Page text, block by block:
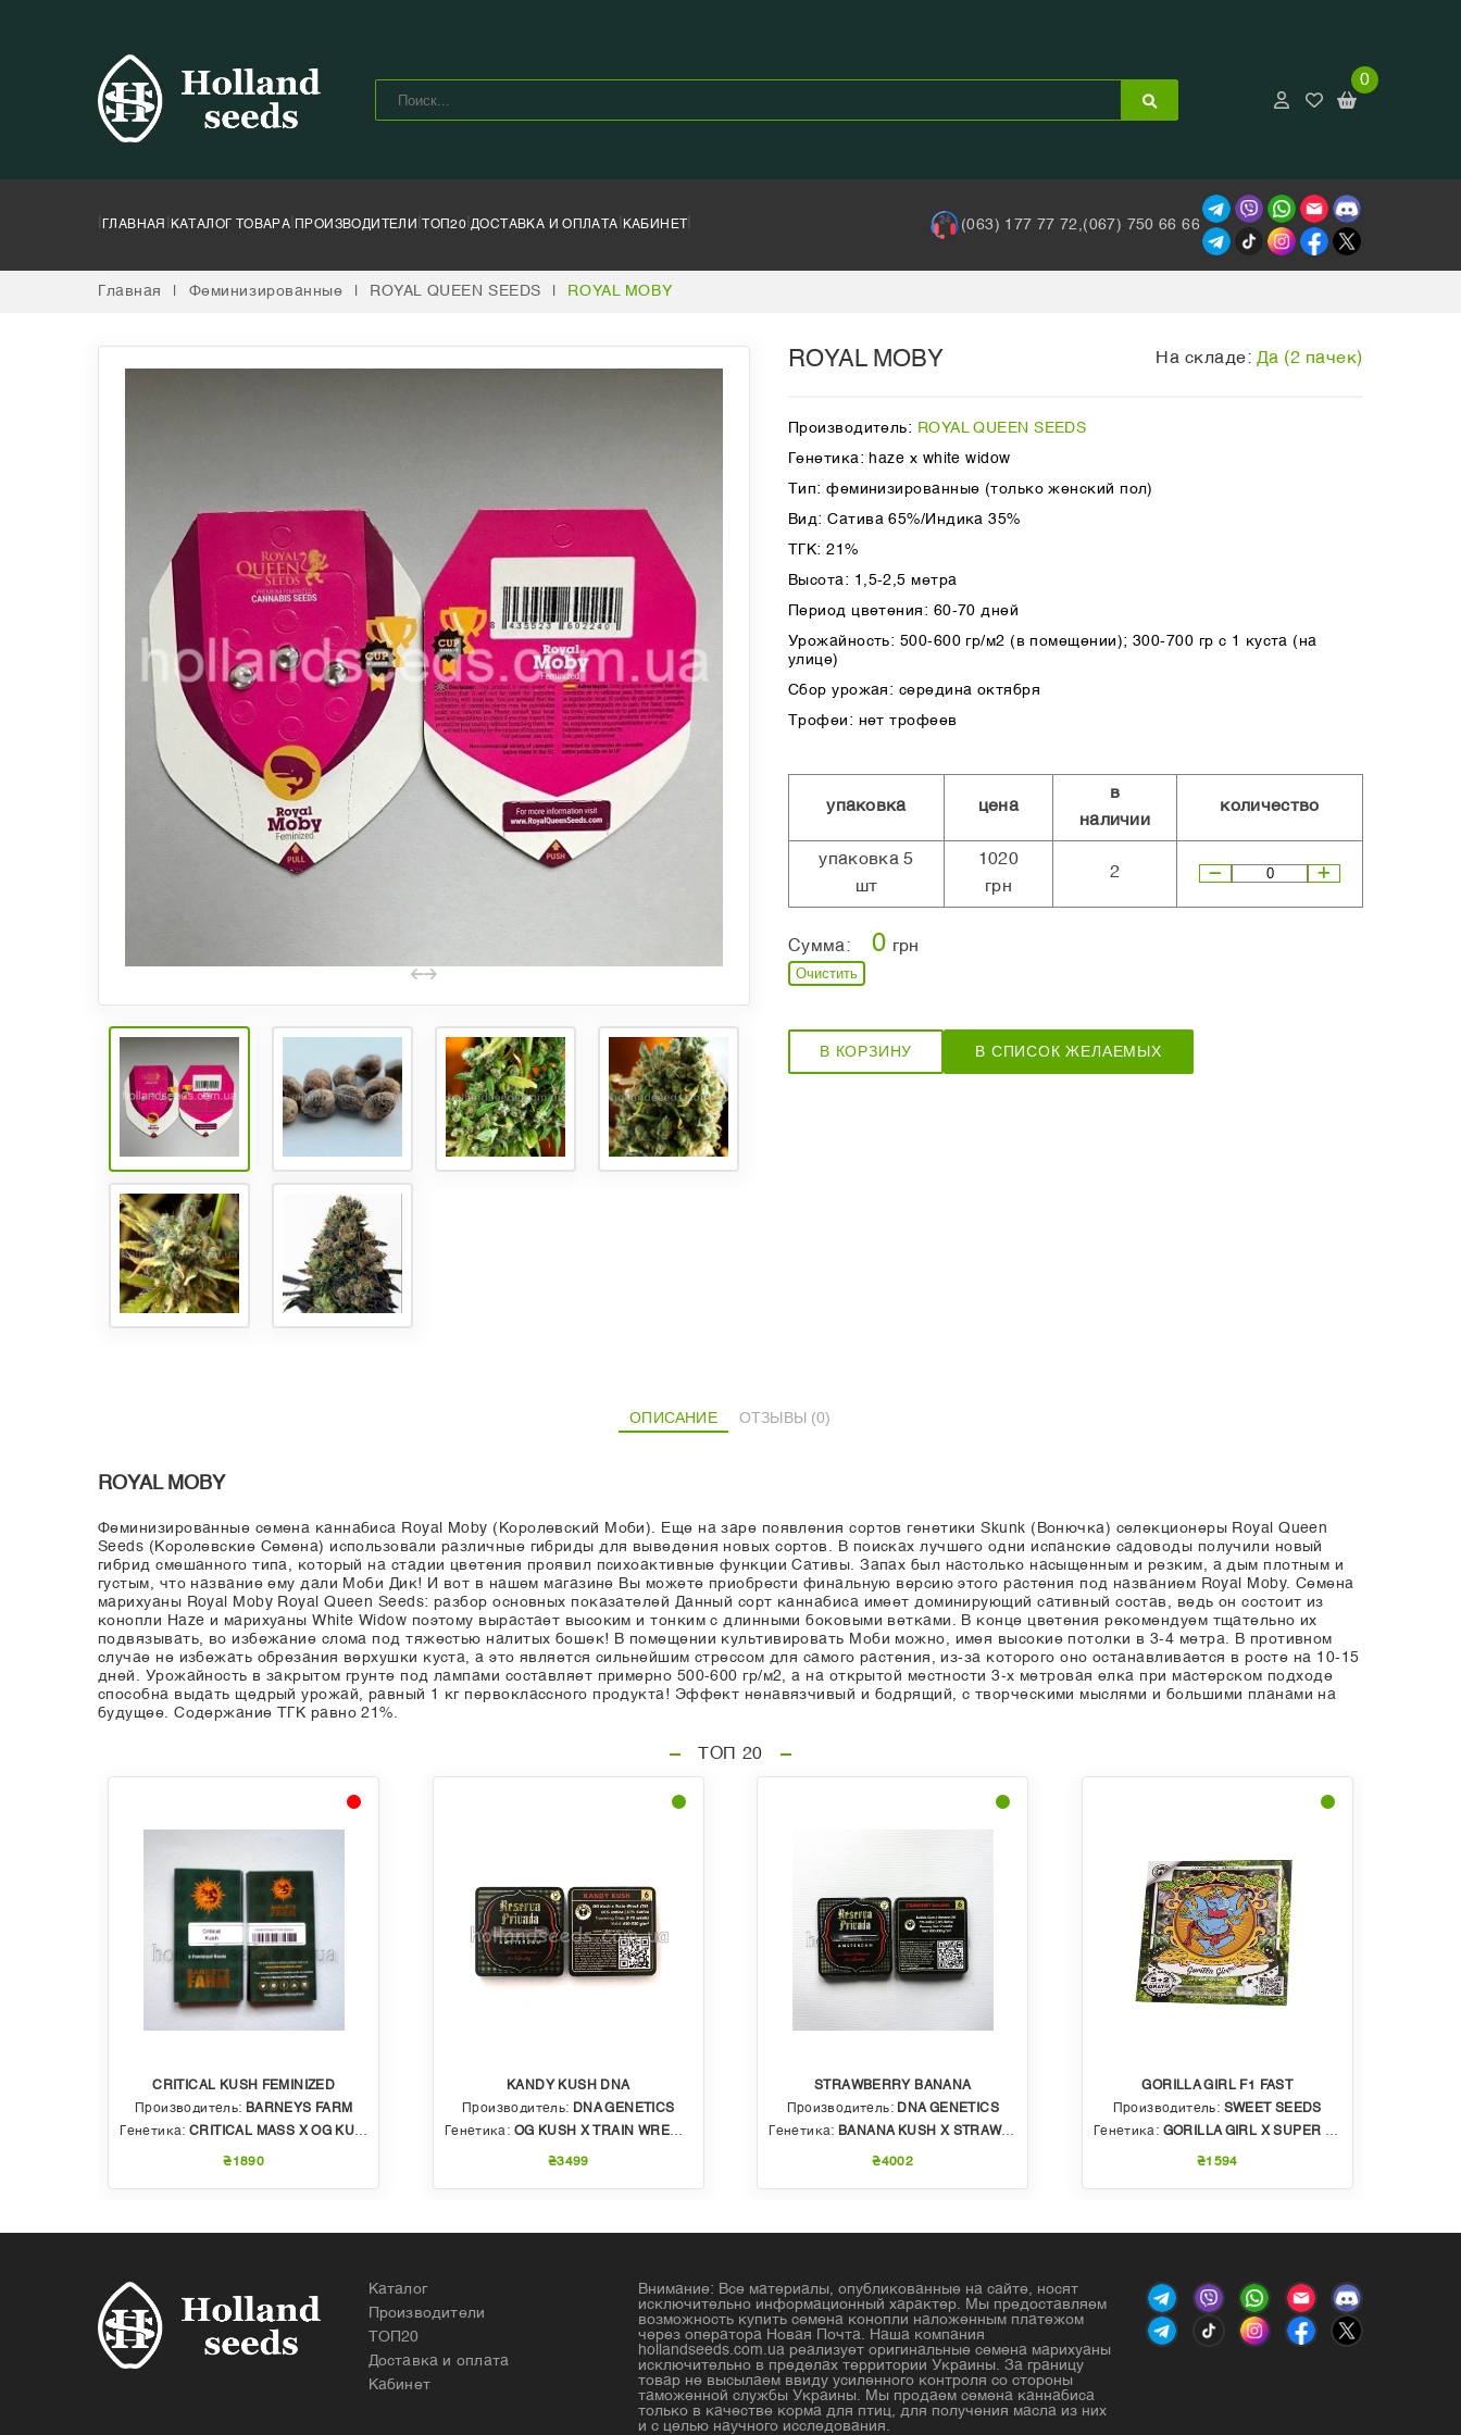
0
ГЛАВНАЯ КАТАЛОГ ТОВАРА ПРОИЗВОДИТЕЛИ | ТОП20 |ДОСТАВКА И ОПЛАТА КАБИНЕТ | (063) 177 77 72, (067) 750 66 66
Главная Феминизированные ROYAL QUEEN SEEDS ROYAL MOBY
ROYAL MOBY На складе: Да (2 пачек)
Производитель: ROYAL QUEEN SEEDS
Генетика: haze x white widow
Тип: феминизированные (только женский пол)
Вид: Сатива 65%/Индика 35%
ТГК: 21%
Высота: 1,5-2,5 метра
Период цветения: 60-70 дней
Урожайность: 500-600 гр/м2 (в помещении); 300-700 гр с 1 куста (на
улице)
Сбор урожая: середина октября
Трофеи: нет трофеев
упаковка цена
в
наличии
количество
упаковка 5
шт
1020
грн
2
Сумма: 0 грн
Очистить
В КОРЗИНУ В СПИСОК ЖЕЛАЕМЫХ
ОПИСАНИЕ ОТЗЫВЫ (0)
ROYAL MOBY
Феминизированные семена каннабиса Royal Moby (Королевский Моби). Еще на заре появления сортов генетики Skunk (Вонючка) селекционеры Royal Queen
Seeds (Королевские Семена) использовали различные гибриды для выведения новых сортов. В поисках лучшего одни испанские садоводы получили новый
гибрид смешанного типа, который на стадии цветения проявил психоактивные функции Сативы. Запах был настолько насыщенным и резким, а дым плотным и
густым, что название ему дали Моби Дик! И вот в нашем магазине Вы можете приобрести финальную версию этого растения под названием Royal Moby. Семена
марихуаны Royal Moby Royal Queen Seeds: разбор основных показателей Данный сорт каннабиса имеет доминирующий сативный состав, ведь он состоит из
конопли Haze и марихуаны White Widow поэтому вырастает высоким и тонким с длинными боковыми ветками. В конце цветения рекомендуем тщательно их
подвязывать, во избежание слома под тяжестью налитых бошек! В помещении культивировать Моби можно, имея высокие потолки в 3-4 метра. В противном
случае не избежать обрезания верхушки куста, а это является сильнейшим стрессом для самого растения, из-за которого оно останавливается в росте на 10-15
дней. Урожайность в закрытом грунте под лампами составляет примерно 500-600 гр/м2, а на открытой местности 3-х метровая елка при мастерском подходе
способна выдать щедрый урожай, равный 1 кг первоклассного продукта! Эффект ненавязчивый и бодрящий, с творческими мыслями и большими планами на
будущее. Содержание ТГК равно 21%.
ТОП 20
CRITICAL KUSH FEMINIZED
Производитель: BARNEYS FARM
Генетика:CRITICAL MASS X OG KUSH
₴1890
KANDY KUSH DNA
Производитель: DNA GENETICS
Генетика: OG KUSH X TRAIN WRECK (T4)
₴3499
STRAWBERRY BANANA
Производитель: DNA GENETICS
Генетика: BANANA KUSH X STRAWBERRY PHENO OF BUBBLE GUM
₴4002
GORILLA GIRL F1 FAST
Производитель: SWEET SEEDS
Генетика: GORILLA GIRL X SUPER STRONG X SWEET GELATO AUTO
₴1594
Каталог
Производители
ТОП20
Доставка и оплата
Кабинет
Внимание: Все материалы, опубликованные на сайте, носят
исключительно информационный характер. Мы предоставляем
возможность купить семена конопли наложенным платежом
через оператора Новая Почта. Наша компания
hollandseeds.com.ua реализует оригинальные семена марихуаны
исключительно в пределах территории Украины. За границу
товар не высылаем ввиду усиленного контроля со стороны
таможенной службы Украины. Мы продаем семена каннабиса
только в качестве корма для птиц, для получения масла из них
и с целью научного исследования.